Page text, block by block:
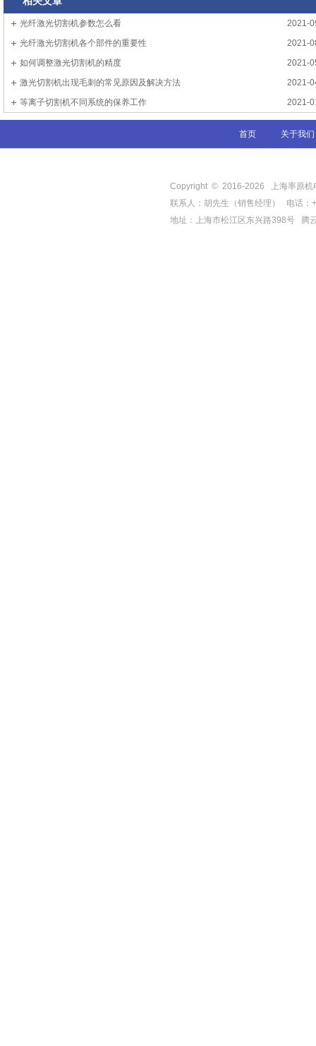
2021-
光纤激光切割机参数怎么看
2021-
光纤激光切割机各个部件的重要性
2021-
如何调整激光切割机的精度
2021-
激光切割机出现毛刺的常见原因及解决方法
2021-
等离子切割机不同系统的保养工作
首页 关于我们
Copyright © 2016-2026
上海率原
联系人：胡先生（销售经理） 电话
地址：上海市松江区东兴路398号
腾